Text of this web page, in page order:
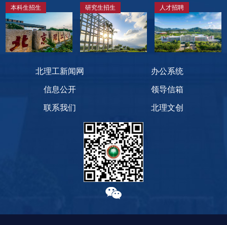
本科生招生 研究生招生 人才招聘
北理工新闻网 办公系统
信息公开 领导信箱
联系我们 北理文创